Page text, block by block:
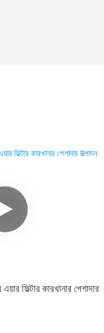
এয়ার ফিল্টার কারখানার পেশাদার